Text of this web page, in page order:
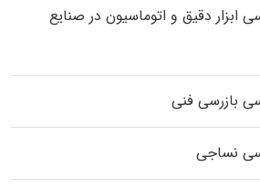
ابزار دقیق و اتوماسیون در صنایع
بازرسی فنی
نساجی